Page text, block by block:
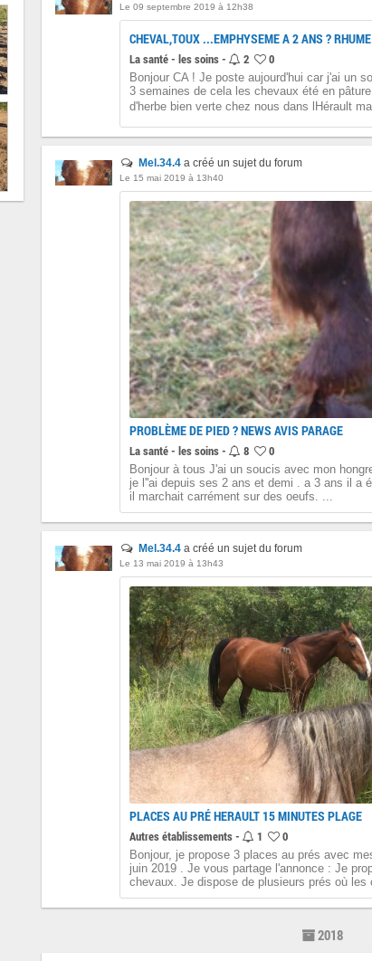
Le 09 septembre 2019 à 12h38
CHEVAL,TOUX ...EMPHYSEME A 2 ANS ?
La santé - les soins - 2 0
Bonjour CA ! Je poste aujourd'hui car j'ai un
3 semaines de cela les chevaux été en
d'herbe bien verte chez nous dans lHérault
Mel.34.4 a créé un sujet du forum
Le 15 mai 2019 à 13h40
PROBLÈME DE PIED ? NEWS AVIS PARAGE
La santé - les soins - 8 0
Bonjour à tous J'ai un soucis avec mon
je l''ai depuis ses 2 ans et demi . a 3 ans il a
il marchait carrément sur des oeufs. ...
Mel.34.4 a créé un sujet du forum
Le 13 mai 2019 à 13h43
PLACES AU PRÉ HERAULT 15 MINUTES PLAGE
Autres établissements - 1 0
Bonjour, je propose 3 places au prés avec
juin 2019 . Je vous partage l'annonce : Je
chevaux. Je dispose de plusieurs prés où les
2018